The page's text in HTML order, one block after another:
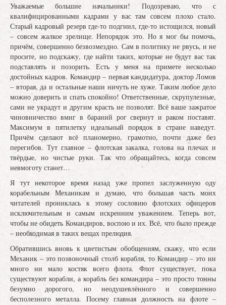
Уважаемые большие начальники! Подозреваю, что с
квалифицированными кадрами у вас там совсем плохо стало.
Старый кадровый резерв где-то подгнил, где-то истощился, новый
– совсем жалкое зрелище. Непорядок это. Но я мог бы помочь,
причём, совершенно безвозмездно. Сам в политику не рвусь, и не
просите, но подскажу, где найти таких, которые не будут вас так
подставлять и позорить. Есть у меня на примете несколько
достойных кадров. Командир – первая кандидатура, доктор Ломов
– вторая, да и остальные наши ничуть не хуже. Таким любое дело
можно доверить и спать спокойно! Ответственные, скрупулезные,
сами не украдут и другим красть не позволят. Всё ваше зажратое
чиновничество вмиг в бараний рог свернут и раком поставят.
Максимум в пятилетку идеальный порядок в стране наведут.
Причём сделают всё планомерно, грамотно, почти даже без
перегибов. Тут главное – флотская закалка, голова на плечах и
твёрдые, но чистые руки. Так что обращайтесь, когда совсем
невмоготу станет…
Я тут некоторое время назад уже пропел заслуженную оду
корабельным Механикам и думаю, что большая часть моих
читателей прониклась к этому сословию флотских офицеров
исключительным и самым искренним уважением. Теперь вот,
чтобы не обидеть Командиров, воспою и их. Всё, что было прежде
– необходимая в таких вещах прелюдия.
Обратившись вновь к цветистым обобщениям, скажу, что если
Механик – это позвоночный столб корабля, то Командир – это ни
много ни мало костяк всего флота. Флот существует, пока
существуют корабли, а корабль без командира – это просто тонны
безумно дорогого, но неодушевлённого и совершенно
бесполезного металла. Посему главная должность на флоте –